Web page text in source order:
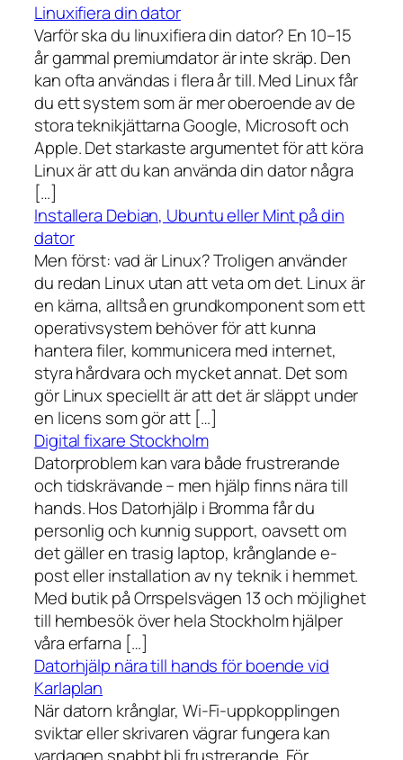
Linuxifiera din dator
Varför ska du linuxifiera din dator? En 10–15
år gammal premiumdator är inte skräp. Den
kan ofta användas i flera år till. Med Linux får
du ett system som är mer oberoende av de
stora teknikjättarna Google, Microsoft och
Apple. Det starkaste argumentet för att köra
Linux är att du kan använda din dator några
[…]
Installera Debian, Ubuntu eller Mint på din
dator
Men först: vad är Linux? Troligen använder
du redan Linux utan att veta om det. Linux är
en kärna, alltså en grundkomponent som ett
operativsystem behöver för att kunna
hantera filer, kommunicera med internet,
styra hårdvara och mycket annat. Det som
gör Linux speciellt är att det är släppt under
en licens som gör att […]
Digital fixare Stockholm
Datorproblem kan vara både frustrerande
och tidskrävande – men hjälp finns nära till
hands. Hos Datorhjälp i Bromma får du
personlig och kunnig support, oavsett om
det gäller en trasig laptop, krånglande e-
post eller installation av ny teknik i hemmet.
Med butik på Orrspelsvägen 13 och möjlighet
till hembesök över hela Stockholm hjälper
våra erfarna […]
Datorhjälp nära till hands för boende vid
Karlaplan
När datorn krånglar, Wi-Fi-uppkopplingen
sviktar eller skrivaren vägrar fungera kan